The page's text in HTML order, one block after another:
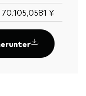
70.105,0581 ¥